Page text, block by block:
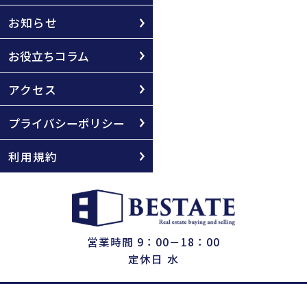
お知らせ
お役立ちコラム
アクセス
プライバシーポリシー
利用規約
営業時間 9：00－18：00
定休日 水